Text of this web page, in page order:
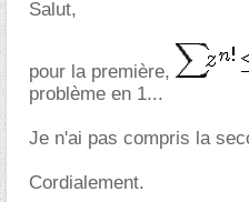
Salut,
pour la première,
problème en 1...
Je n'ai pas compris la
Cordialement.